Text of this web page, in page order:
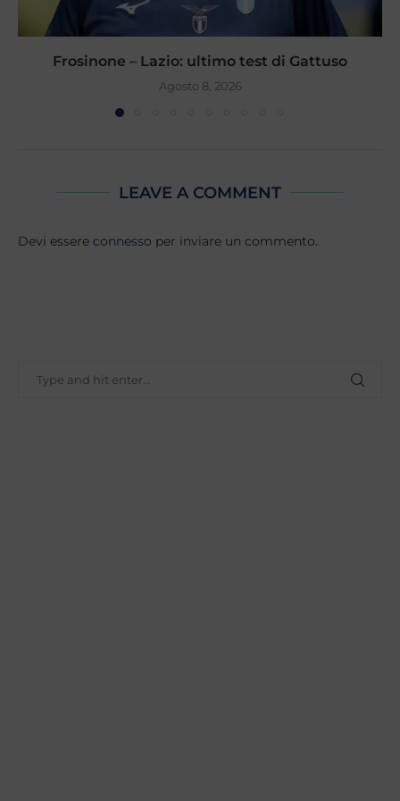
Frosinone – Lazio: ultimo test di Gattuso
Agosto 8, 2026
LEAVE A COMMENT
Devi essere connesso per inviare un commento.